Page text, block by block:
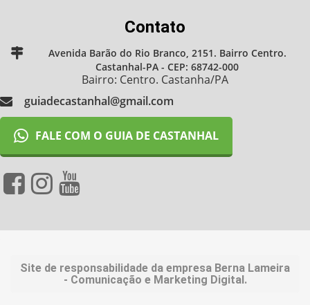
Contato
Avenida Barão do Rio Branco, 2151. Bairro Centro.
Castanhal-PA - CEP: 68742-000
Bairro: Centro. Castanha/PA
guiadecastanhal@gmail.com
FALE COM O GUIA DE CASTANHAL
Site de responsabilidade da empresa Berna Lameira
- Comunicação e Marketing Digital.